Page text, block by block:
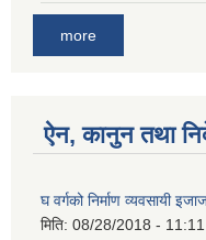
more
ऐन, कानुन तथा
घ वर्गको निर्माण व्यवसायी
मिति: 08/28/2018 - 11:11